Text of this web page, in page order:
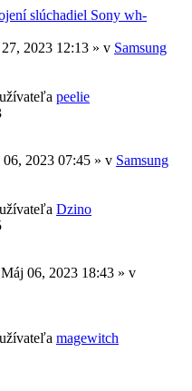
slúchadiel Sony wh-
2023 12:13 » v Samsung
peelie
2023 07:45 » v Samsung
Dzino
06, 2023 18:43 » v
magewitch